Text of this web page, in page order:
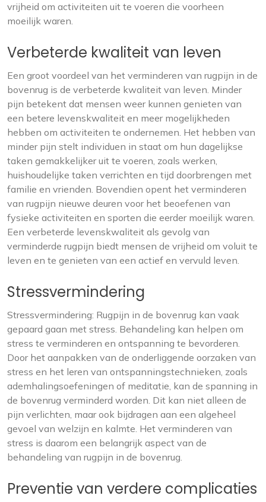
vrijheid om activiteiten uit te voeren die voorheen
moeilijk waren.
Verbeterde kwaliteit van leven
Een groot voordeel van het verminderen van rugpijn in de
bovenrug is de verbeterde kwaliteit van leven. Minder
pijn betekent dat mensen weer kunnen genieten van
een betere levenskwaliteit en meer mogelijkheden
hebben om activiteiten te ondernemen. Het hebben van
minder pijn stelt individuen in staat om hun dagelijkse
taken gemakkelijker uit te voeren, zoals werken,
huishoudelijke taken verrichten en tijd doorbrengen met
familie en vrienden. Bovendien opent het verminderen
van rugpijn nieuwe deuren voor het beoefenen van
fysieke activiteiten en sporten die eerder moeilijk waren.
Een verbeterde levenskwaliteit als gevolg van
verminderde rugpijn biedt mensen de vrijheid om voluit te
leven en te genieten van een actief en vervuld leven.
Stressvermindering
Stressvermindering: Rugpijn in de bovenrug kan vaak
gepaard gaan met stress. Behandeling kan helpen om
stress te verminderen en ontspanning te bevorderen.
Door het aanpakken van de onderliggende oorzaken van
stress en het leren van ontspanningstechnieken, zoals
ademhalingsoefeningen of meditatie, kan de spanning in
de bovenrug verminderd worden. Dit kan niet alleen de
pijn verlichten, maar ook bijdragen aan een algeheel
gevoel van welzijn en kalmte. Het verminderen van
stress is daarom een belangrijk aspect van de
behandeling van rugpijn in de bovenrug.
Preventie van verdere complicaties